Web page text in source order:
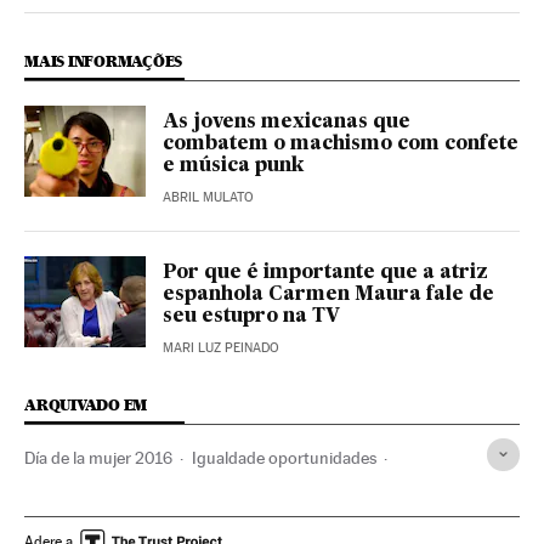
MAIS INFORMAÇÕES
As jovens mexicanas que
combatem o machismo com confete
e música punk
ABRIL MULATO
Por que é importante que a atriz
espanhola Carmen Maura fale de
seu estupro na TV
MARI LUZ PEINADO
ARQUIVADO EM
Día de la mujer 2016 Igualdade oportunidades
Violência masculina Facebook